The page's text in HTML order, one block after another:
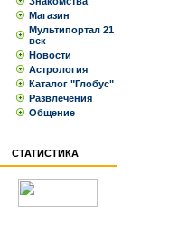
Магазин
Мультипортал 21
век
Новости
Астрология
Каталог "Глобус"
Развлечения
Общение
СТАТИСТИКА